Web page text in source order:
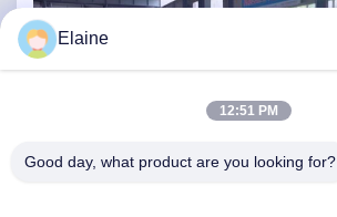
Elaine
12:51 PM
Good day, what product are you looking for?